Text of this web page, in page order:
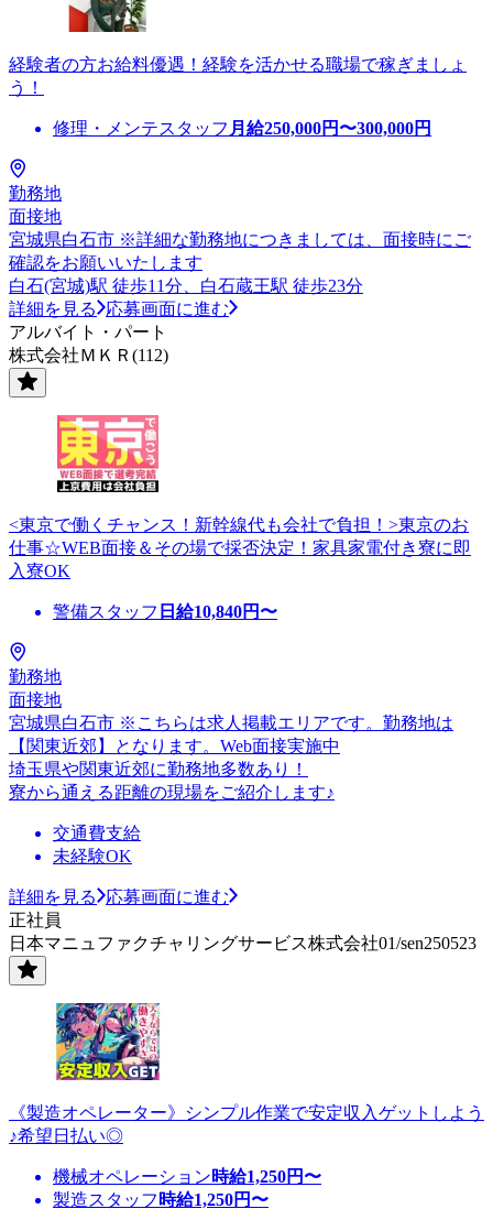
経験者の方お給料優遇！経験を活かせる職場で稼ぎましょ
う！
修理・メンテスタッフ 月給250,000円〜300,000円
勤務地
面接地
宮城県白石市 ※詳細な勤務地につきましては、面接時にご
確認をお願いいたします
白石(宮城)駅 徒歩11分、白石蔵王駅 徒歩23分
詳細を見る
応募画面に進む
アルバイト・パート
株式会社ＭＫＲ(112)
<東京で働くチャンス！新幹線代も会社で負担！>東京のお
仕事☆WEB面接＆その場で採否決定！家具家電付き寮に即
入寮OK
警備スタッフ 日給10,840円〜
勤務地
面接地
宮城県白石市 ※こちらは求人掲載エリアです。勤務地は
【関東近郊】となります。Web面接実施中
埼玉県や関東近郊に勤務地多数あり！
寮から通える距離の現場をご紹介します♪
交通費支給
未経験OK
詳細を見る
応募画面に進む
正社員
日本マニュファクチャリングサービス株式会社01/sen250523
《製造オペレーター》シンプル作業で安定収入ゲットしよう
♪希望日払い◎
機械オペレーション時給1,250円〜
製造スタッフ 時給1,250円〜